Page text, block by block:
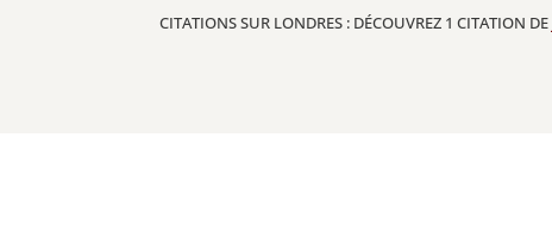
CITATIONS SUR LONDRES : DÉCOUVREZ 1 CITATION DE